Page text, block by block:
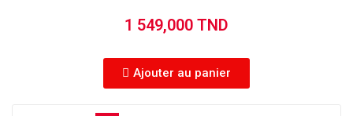
1 549,000 TND
Ajouter au panier